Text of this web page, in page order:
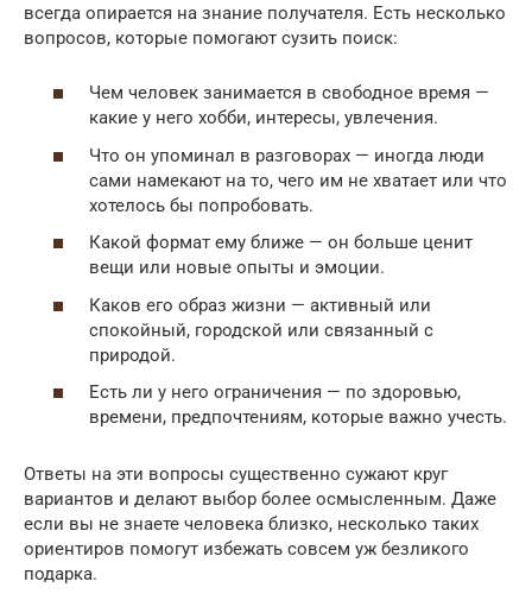
всегда опирается на знание получателя. Есть несколько
вопросов, которые помогают сузить поиск:
Чем человек занимается в свободное время —
какие у него хобби, интересы, увлечения.
Что он упоминал в разговорах — иногда люди
сами намекают на то, чего им не хватает или что
хотелось бы попробовать.
Какой формат ему ближе — он больше ценит
вещи или новые опыты и эмоции.
Каков его образ жизни — активный или
спокойный, городской или связанный с
природой.
Есть ли у него ограничения — по здоровью,
времени, предпочтениям, которые важно учесть.
Ответы на эти вопросы существенно сужают круг
вариантов и делают выбор более осмысленным. Даже
если вы не знаете человека близко, несколько таких
ориентиров помогут избежать совсем уж безликого
подарка.